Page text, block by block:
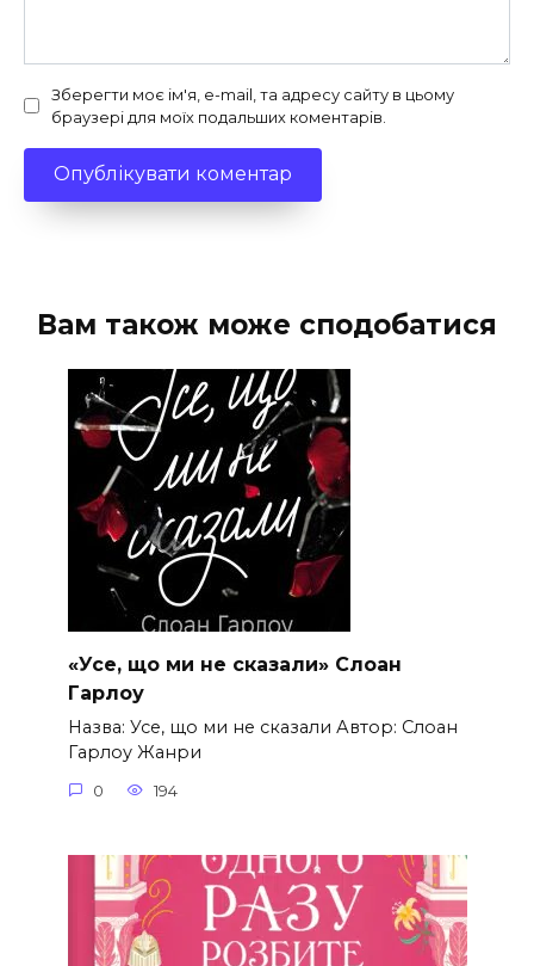
Зберегти моє ім'я, e-mail, та адресу сайту в цьому
браузері для моїх подальших коментарів.
Вам також може сподобатися
«Усе, що ми не сказали» Слоан
Гарлоу
Назва: Усе, що ми не сказали Автор: Слоан
Гарлоу Жанри
0 194